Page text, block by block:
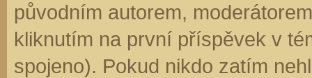
původním autorem,
kliknutím na první příspěvek v
spojeno). Pokud nikdo zatím